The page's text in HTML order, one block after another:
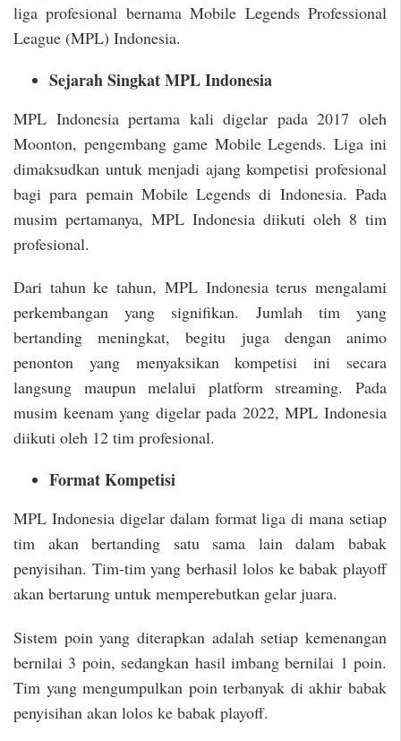
liga profesional bernama Mobile Legends Professional
League (MPL) Indonesia.
Sejarah Singkat MPL Indonesia
MPL Indonesia pertama kali digelar pada 2017 oleh
Moonton, pengembang game Mobile Legends. Liga ini
dimaksudkan untuk menjadi ajang kompetisi profesional
bagi para pemain Mobile Legends di Indonesia. Pada
musim pertamanya, MPL Indonesia diikuti oleh 8 tim
profesional.
Dari tahun ke tahun, MPL Indonesia terus mengalami
perkembangan yang signifikan. Jumlah tim yang
bertanding meningkat, begitu juga dengan animo
penonton yang menyaksikan kompetisi ini secara
langsung maupun melalui platform streaming. Pada
musim keenam yang digelar pada 2022, MPL Indonesia
diikuti oleh 12 tim profesional.
Format Kompetisi
MPL Indonesia digelar dalam format liga di mana setiap
tim akan bertanding satu sama lain dalam babak
penyisihan. Tim-tim yang berhasil lolos ke babak playoff
akan bertarung untuk memperebutkan gelar juara.
Sistem poin yang diterapkan adalah setiap kemenangan
bernilai 3 poin, sedangkan hasil imbang bernilai 1 poin.
Tim yang mengumpulkan poin terbanyak di akhir babak
penyisihan akan lolos ke babak playoff.